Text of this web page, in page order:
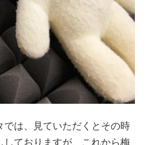
では、見ていただくとその時
しておりますが、これから梅